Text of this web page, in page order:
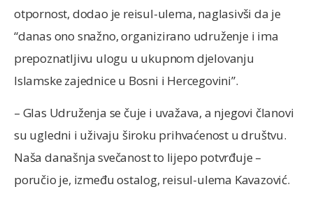
otpornost, dodao je reisul-ulema, naglasivši da je
“danas ono snažno, organizirano udruženje i ima
prepoznatljivu ulogu u ukupnom djelovanju
Islamske zajednice u Bosni i Hercegovini”.
– Glas Udruženja se čuje i uvažava, a njegovi članovi
su ugledni i uživaju široku prihvaćenost u društvu.
Naša današnja svečanost to lijepo potvrđuje –
poručio je, između ostalog, reisul-ulema Kavazović.